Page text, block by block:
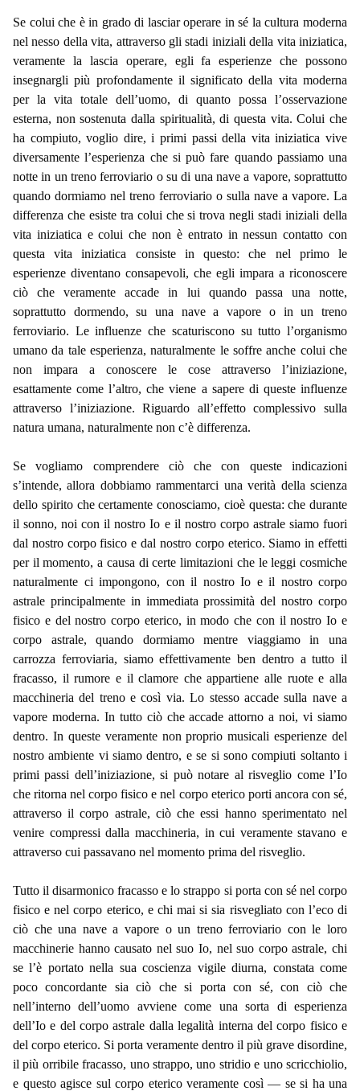
Se colui che è in grado di lasciar operare in sé la cultura moderna
nel nesso della vita, attraverso gli stadi iniziali della vita iniziatica,
veramente la lascia operare, egli fa esperienze che possono
insegnargli più profondamente il significato della vita moderna
per la vita totale dell’uomo, di quanto possa l’osservazione
esterna, non sostenuta dalla spiritualità, di questa vita. Colui che
ha compiuto, voglio dire, i primi passi della vita iniziatica vive
diversamente l’esperienza che si può fare quando passiamo una
notte in un treno ferroviario o su di una nave a vapore, soprattutto
quando dormiamo nel treno ferroviario o sulla nave a vapore. La
differenza che esiste tra colui che si trova negli stadi iniziali della
vita iniziatica e colui che non è entrato in nessun contatto con
questa vita iniziatica consiste in questo: che nel primo le
esperienze diventano consapevoli, che egli impara a riconoscere
ciò che veramente accade in lui quando passa una notte,
soprattutto dormendo, su una nave a vapore o in un treno
ferroviario. Le influenze che scaturiscono su tutto l’organismo
umano da tale esperienza, naturalmente le soffre anche colui che
non impara a conoscere le cose attraverso l’iniziazione,
esattamente come l’altro, che viene a sapere di queste influenze
attraverso l’iniziazione. Riguardo all’effetto complessivo sulla
natura umana, naturalmente non c’è differenza.
Se vogliamo comprendere ciò che con queste indicazioni
s’intende, allora dobbiamo rammentarci una verità della scienza
dello spirito che certamente conosciamo, cioè questa: che durante
il sonno, noi con il nostro Io e il nostro corpo astrale siamo fuori
dal nostro corpo fisico e dal nostro corpo eterico. Siamo in effetti
per il momento, a causa di certe limitazioni che le leggi cosmiche
naturalmente ci impongono, con il nostro Io e il nostro corpo
astrale principalmente in immediata prossimità del nostro corpo
fisico e del nostro corpo eterico, in modo che con il nostro Io e
corpo astrale, quando dormiamo mentre viaggiamo in una
carrozza ferroviaria, siamo effettivamente ben dentro a tutto il
fracasso, il rumore e il clamore che appartiene alle ruote e alla
macchineria del treno e così via. Lo stesso accade sulla nave a
vapore moderna. In tutto ciò che accade attorno a noi, vi siamo
dentro. In queste veramente non proprio musicali esperienze del
nostro ambiente vi siamo dentro, e se si sono compiuti soltanto i
primi passi dell’iniziazione, si può notare al risveglio come l’Io
che ritorna nel corpo fisico e nel corpo eterico porti ancora con sé,
attraverso il corpo astrale, ciò che essi hanno sperimentato nel
venire compressi dalla macchineria, in cui veramente stavano e
attraverso cui passavano nel momento prima del risveglio.
Tutto il disarmonico fracasso e lo strappo si porta con sé nel corpo
fisico e nel corpo eterico, e chi mai si sia risvegliato con l’eco di
ciò che una nave a vapore o un treno ferroviario con le loro
macchinerie hanno causato nel suo Io, nel suo corpo astrale, chi
se l’è portato nella sua coscienza vigile diurna, constata come
poco concordante sia ciò che si porta con sé, con ciò che
nell’interno dell’uomo avviene come una sorta di esperienza
dell’Io e del corpo astrale dalla legalità interna del corpo fisico e
del corpo eterico. Si porta veramente dentro il più grave disordine,
il più orribile fracasso, uno strappo, uno stridio e uno scricchiolio,
e questo agisce sul corpo eterico veramente così — se si ha una